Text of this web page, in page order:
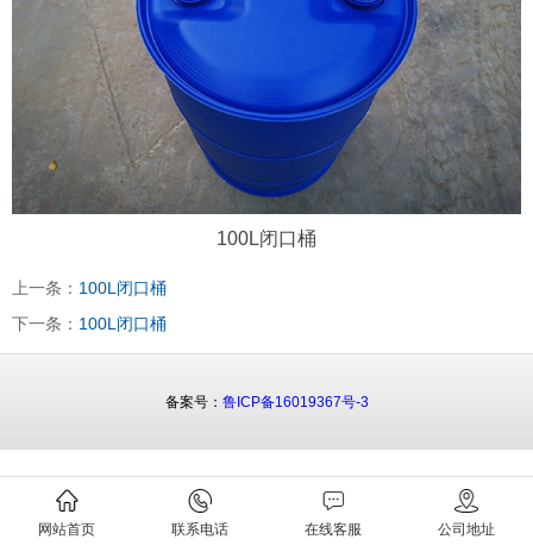
100L闭口桶
上一条： 100L闭口桶
下一条： 100L闭口桶
网站首页 联系电话 在线客服 公司地址
备案号： 鲁ICP备16019367号-3